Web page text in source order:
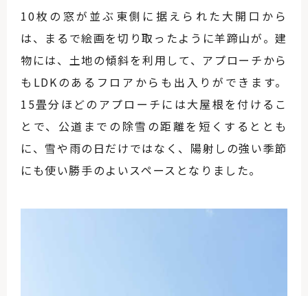
10枚の窓が並ぶ東側に据えられた大開口から
は、まるで絵画を切り取ったように羊蹄山が。建
物には、土地の傾斜を利用して、アプローチから
もLDKのあるフロアからも出入りができます。
15畳分ほどのアプローチには大屋根を付けるこ
とで、公道までの除雪の距離を短くするととも
に、雪や雨の日だけではなく、陽射しの強い季節
にも使い勝手のよいスペースとなりました。